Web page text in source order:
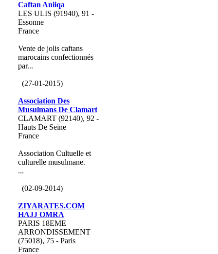
Caftan Aniiqa
LES ULIS (91940), 91 -
Essonne
France
Vente de jolis caftans
marocains confectionnés
par...
(27-01-2015)
Association Des
Musulmans De Clamart
CLAMART (92140), 92 -
Hauts De Seine
France
Association Cultuelle et
culturelle musulmane.
...
(02-09-2014)
ZIYARATES.COM
HAJJ OMRA
PARIS 18EME
ARRONDISSEMENT
(75018), 75 - Paris
France